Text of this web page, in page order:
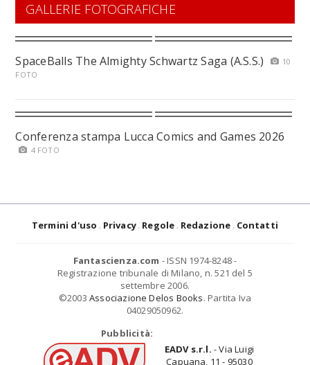
GALLERIE FOTOGRAFICHE
SpaceBalls The Almighty Schwartz Saga (A.S.S.)
10
FOTO
Conferenza stampa Lucca Comics and Games 2026
4 FOTO
Termini d'uso Privacy Regole Redazione Contatti
Fantascienza.com - ISSN 1974-8248 -
Registrazione tribunale di Milano, n. 521 del 5
settembre 2006.
©2003 Associazione Delos Books. Partita Iva
04029050962.
Pubblicità:
EADV s.r.l. - Via Luigi
Capuana, 11 - 95030